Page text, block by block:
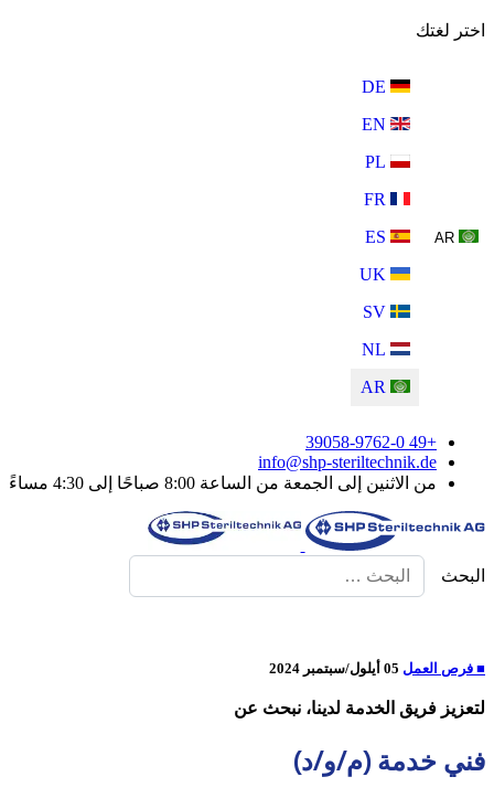
اختر لغتك
+49 39058-9762-0
info@shp-steriltechnik.de
من الاثنين إلى الجمعة من الساعة 8:00 صباحًا إلى 4:30 مساءً
البحث
■ فرص العمل 05 أيلول/سبتمبر 2024
لتعزيز فريق الخدمة لدينا، نبحث عن
فني خدمة (م/و/د)